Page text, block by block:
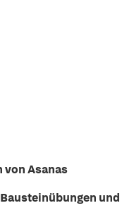
von Asanas
und